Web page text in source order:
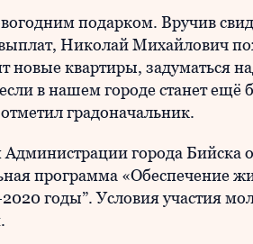
подарком. Вручив
Николай Михайлович
новые квартиры, задуматься
в нашем городе станет ещё
градоначальник.
Администрации города Бийска
программа «Обеспечение
годы”. Условия участия